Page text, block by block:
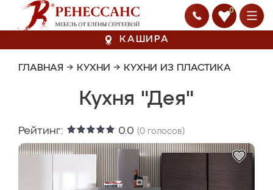
0
КАШИРА
ГЛАВНАЯ → КУХНИ → КУХНИ ИЗ ПЛАСТИКА
Кухня "Дея"
Рейтинг: 0.0 (0 голосов)